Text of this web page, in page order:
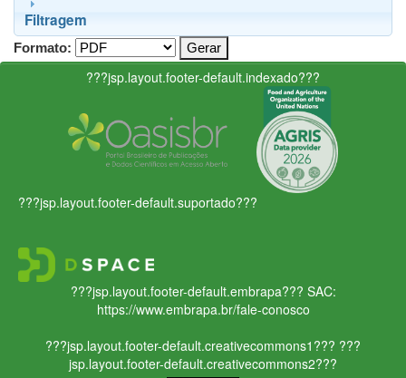
Filtragem
Formato:
???jsp.layout.footer-default.indexado???
???jsp.layout.footer-default.suportado???
???jsp.layout.footer-default.embrapa??? SAC:
https://www.embrapa.br/fale-conosco
???jsp.layout.footer-default.creativecommons1??? ???
jsp.layout.footer-default.creativecommons2???